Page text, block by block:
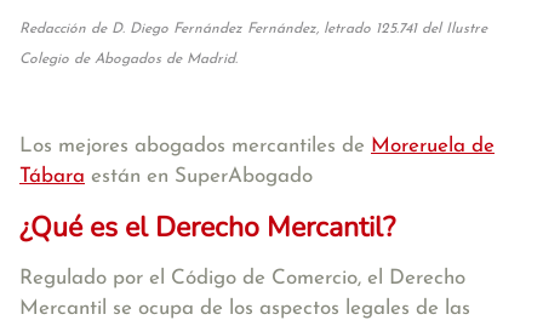
Redacción de D. Diego Fernández Fernández, letrado 125.741 del Ilustre
Colegio de Abogados de Madrid.
Los mejores abogados mercantiles de Moreruela de
Tábara están en SuperAbogado
¿Qué es el Derecho Mercantil?
Regulado por el Código de Comercio, el Derecho
Mercantil se ocupa de los aspectos legales de las